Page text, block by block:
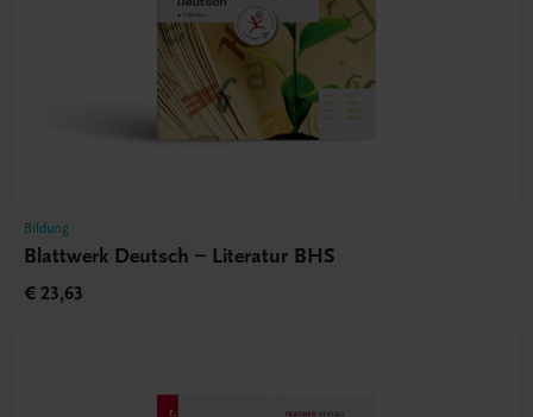
Bildung
Blattwerk Deutsch – Literatur BHS
€ 23,63